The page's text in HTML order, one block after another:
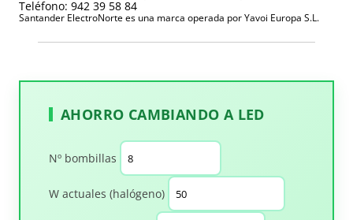
Teléfono: 942 39 58 84
Santander ElectroNorte es una marca operada por Yavoi Europa S.L.
AHORRO CAMBIANDO A LED
Nº bombillas
W actuales (halógeno)